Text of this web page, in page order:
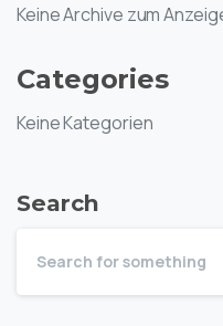
Keine Archive zum
Categories
Keine Kategorien
Search